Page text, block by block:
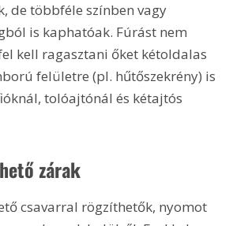
de többféle színben vagy
is kaphatóak. Fúrást nem
kell ragasztani őket kétoldalas
felületre (pl. hűtőszekrény) is
tolóajtónál és kétajtós
zárak
csavarral rögzíthetők, nyomot